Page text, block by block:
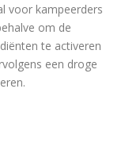
voor kampeerders
om de
te activeren
een droge